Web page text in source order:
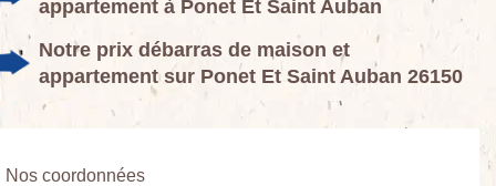
appartement à Ponet Et Saint Auban
Notre prix débarras de maison et
appartement sur Ponet Et Saint Auban 26150
Nos coordonnées